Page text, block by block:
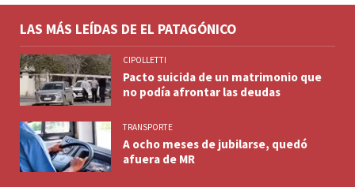
LAS MÁS LEÍDAS DE EL PATAGÓNICO
CIPOLLETTI
Pacto suicida de un matrimonio que
no podía afrontar las deudas
TRANSPORTE
A ocho meses de jubilarse, quedó
afuera de MR